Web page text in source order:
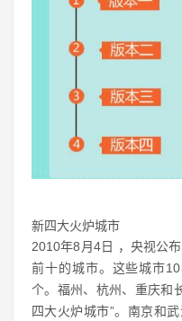
新四大火炉城市
2010年8月4日 ，央视公
前十的城市。这些城市
个。福州、杭州、重庆和
四大火炉城市”。南京和